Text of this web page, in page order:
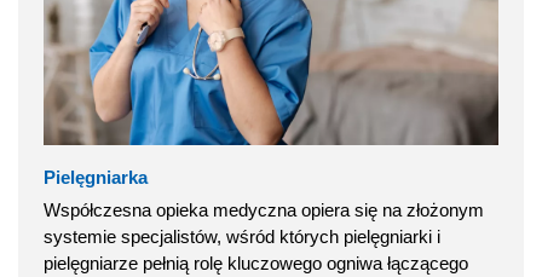
Pielęgniarka
Współczesna opieka medyczna opiera się na złożonym
systemie specjalistów, wśród których pielęgniarki i
pielęgniarze pełnią rolę kluczowego ogniwa łączącego